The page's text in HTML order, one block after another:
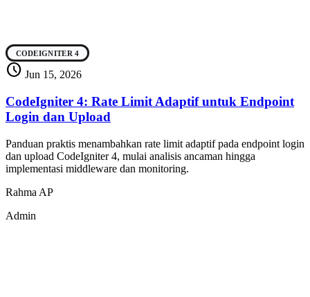
CODEIGNITER 4
schedule Jun 15, 2026
CodeIgniter 4: Rate Limit Adaptif untuk Endpoint
Login dan Upload
Panduan praktis menambahkan rate limit adaptif pada endpoint login
dan upload CodeIgniter 4, mulai analisis ancaman hingga
implementasi middleware dan monitoring.
Rahma AP
Admin